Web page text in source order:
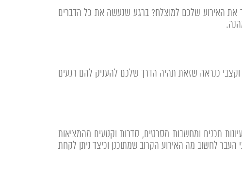
את האירוע שלכם למוצלח? ברגע שנעשה את כל הדברים
וקצבי כנראה שזאת תהיה הדרך שלכם להעניק להם רגעים
תכנים ומחשבות מסרטים, סדרות וקטעים מהמציאות
לחשוב מה האירוע הקרוב שמתוכנן וכיצד ניתן לקחת